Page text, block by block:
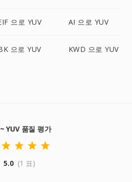
으로 YUV AI 으로 YUV
으로 YUV KWD 으로 YUV
YUV 품질 평가
5.0 (1 표)